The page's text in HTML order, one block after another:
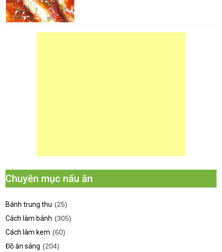
Chuyên mục nấu ăn
Bánh trung thu (25)
Cách làm bánh (305)
Cách làm kem (60)
Đồ ăn sáng (204)